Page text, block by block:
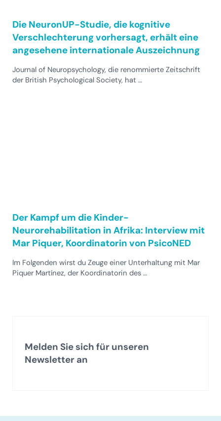
Die NeuronUP-Studie, die kognitive
Verschlechterung vorhersagt, erhält eine
angesehene internationale Auszeichnung
Journal of Neuropsychology, die renommierte Zeitschrift
der British Psychological Society, hat …
Der Kampf um die Kinder-
Neurorehabilitation in Afrika: Interview mit
Mar Piquer, Koordinatorin von PsicoNED
Im Folgenden wirst du Zeuge einer Unterhaltung mit Mar
Piquer Martínez, der Koordinatorin des …
Melden Sie sich für unseren
Newsletter an